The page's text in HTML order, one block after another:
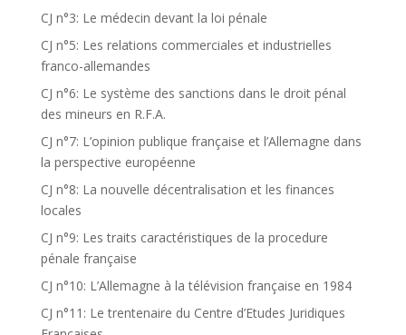
CJ n°3: Le médecin devant la loi pénale
CJ n°5: Les relations commerciales et industrielles
franco-allemandes
CJ n°6: Le système des sanctions dans le droit pénal
des mineurs en R.F.A.
CJ n°7: L’opinion publique française et l’Allemagne dans
la perspective européenne
CJ n°8: La nouvelle décentralisation et les finances
locales
CJ n°9: Les traits caractéristiques de la procedure
pénale française
CJ n°10: L’Allemagne à la télévision française en 1984
CJ n°11: Le trentenaire du Centre d’Etudes Juridiques